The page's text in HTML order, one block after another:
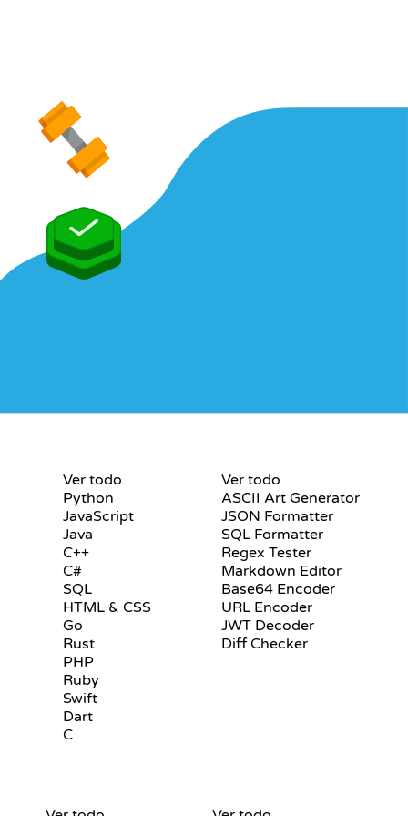
Ver todo
Python
JavaScript
Java
C++
C#
SQL
HTML & CSS
Go
Rust
PHP
Ruby
Swift
Dart
C
Ver todo
ASCII Art Generator
JSON Formatter
SQL Formatter
Regex Tester
Markdown Editor
Base64 Encoder
URL Encoder
JWT Decoder
Diff Checker